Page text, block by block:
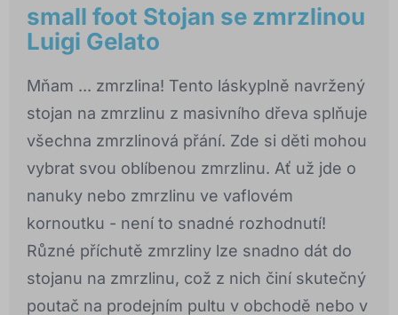
small foot Stojan se zmrzlinou
Luigi Gelato
Mňam ... zmrzlina! Tento láskyplně navržený
stojan na zmrzlinu z masivního dřeva splňuje
všechna zmrzlinová přání. Zde si děti mohou
vybrat svou oblíbenou zmrzlinu. Ať už jde o
nanuky nebo zmrzlinu ve vaflovém
kornoutku - není to snadné rozhodnutí!
Různé příchutě zmrzliny lze snadno dát do
stojanu na zmrzlinu, což z nich činí skutečný
poutač na prodejním pultu v obchodě nebo v